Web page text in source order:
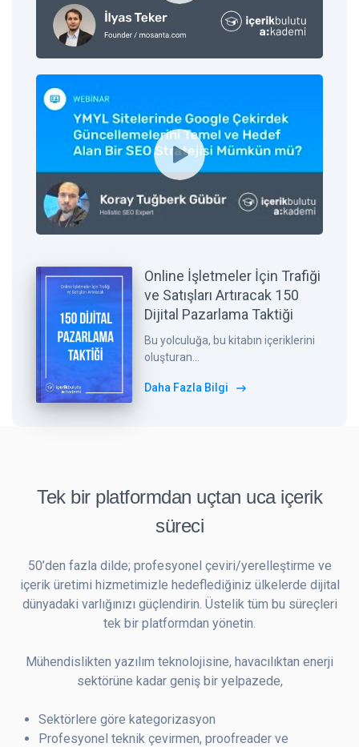
Online İşletmeler İçin Trafiği
ve Satışları Artıracak 150
Dijital Pazarlama Taktiği
Bu yolculuğa, bu kitabın içeriklerini
oluşturan...
Daha Fazla Bilgi
Tek bir platformdan uçtan uca içerik
süreci
50’den fazla dilde; profesyonel çeviri/yerelleştirme ve
içerik üretimi hizmetimizle hedeflediğiniz ülkelerde dijital
dünyadaki varlığınızı güçlendirin. Üstelik tüm bu süreçleri
tek bir platformdan yönetin.
Mühendislikten yazılım teknolojisine, havacılıktan enerji
sektörüne kadar geniş bir yelpazede,
Sektörlere göre kategorizasyon
Profesyonel teknik çevirmen, proofreader ve